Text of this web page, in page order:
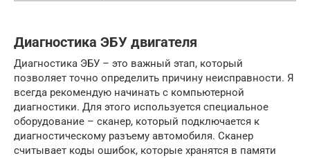
Диагностика ЭБУ двигателя
Диагностика ЭБУ – это важный этап, который
позволяет точно определить причину неисправности. Я
всегда рекомендую начинать с компьютерной
диагностики. Для этого используется специальное
оборудование – сканер, который подключается к
диагностическому разъему автомобиля. Сканер
считывает коды ошибок, которые хранятся в памяти